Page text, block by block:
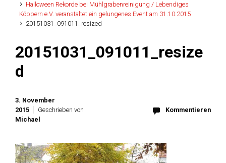
Halloween Rekorde bei Mühlgrabenreinigung / Lebendiges
Köppern e.V. veranstaltet ein gelungenes Event am 31.10.2015
20151031_091011_resized
20151031_091011_resize
d
3. November
2015
Geschrieben von
Michael
Kommentieren